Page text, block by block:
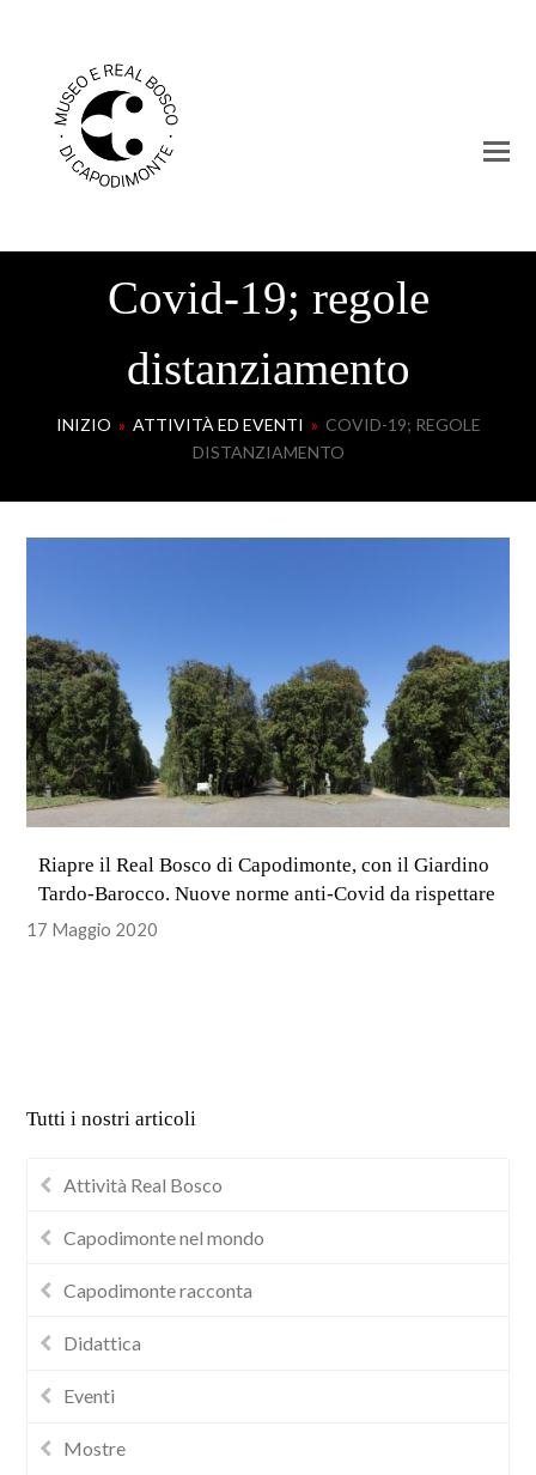
Covid-19; regole
distanziamento
INIZIO » ATTIVITÀ ED EVENTI » COVID-19; REGOLE
DISTANZIAMENTO
Riapre il Real Bosco di Capodimonte, con il Giardino
Tardo-Barocco. Nuove norme anti-Covid da rispettare
17 Maggio 2020
Tutti i nostri articoli
Attività Real Bosco
Capodimonte nel mondo
Capodimonte racconta
Didattica
Eventi
Mostre